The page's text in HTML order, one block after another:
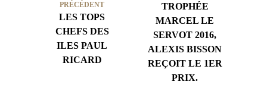
PRÉCÉDENT
LES TOPS
CHEFS DES
ILES PAUL
RICARD
TROPHÉE
MARCEL LE
SERVOT 2016,
ALEXIS BISSON
REÇOIT LE 1ER
PRIX.